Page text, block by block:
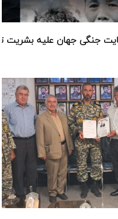
جنگی جهان علیه بشریت